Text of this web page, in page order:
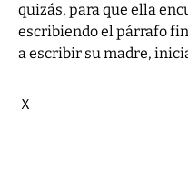
quizás, para que ella
escribiendo el párrafo
a escribir su madre,
Ｘ